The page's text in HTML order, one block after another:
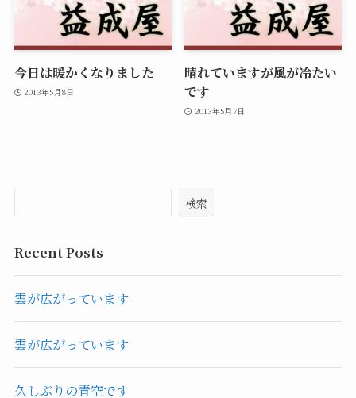
今日は暖かくなりました
2013年5月8日
晴れていますが風が冷たい
です
2013年5月7日
検索
Recent Posts
雲が広がっています
雲が広がっています
久しぶりの青空です